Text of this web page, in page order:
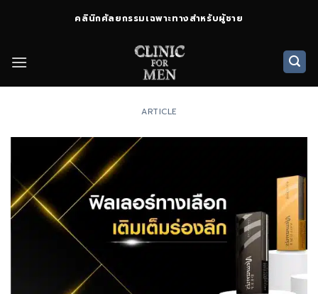
เนื้อหา
คลินิกศัลยกรรมเฉพาะทางสำหรับผู้ชาย
ARTICLE